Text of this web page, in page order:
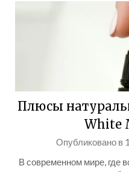
Плюсы
White
Опубликовано в
В современном мире, где